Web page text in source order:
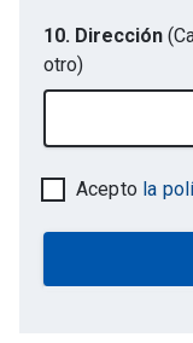
10. Dirección
otro)
Acepto la